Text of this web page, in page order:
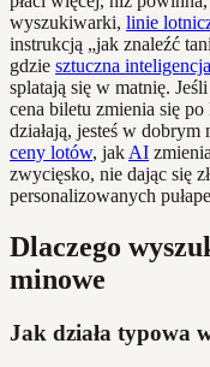
wyszukiwarki, linie
instrukcją „jak znaleźć
gdzie sztuczna inteligencja
splatają się w matnię.
cena biletu zmienia się
działają, jesteś w
ceny lotów, jak AI
zwycięsko, nie dając się
personalizowanych
Dlaczego
minowe
Jak działa typowa